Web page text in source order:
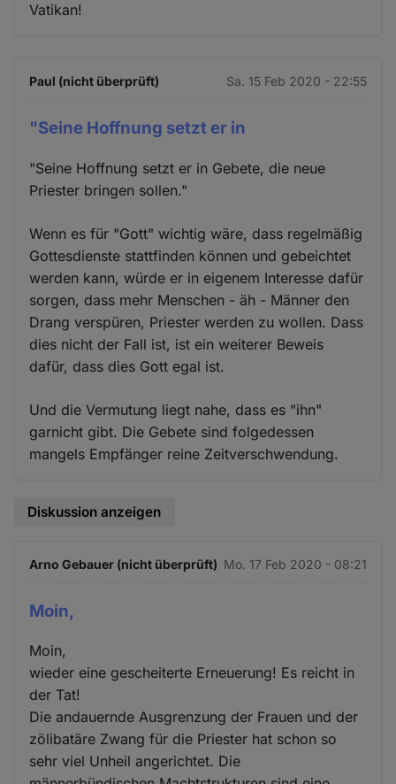
Vatikan!
Paul (nicht überprüft) Sa. 15 Feb 2020 - 22:55
"Seine Hoffnung setzt er in
"Seine Hoffnung setzt er in Gebete, die neue
Priester bringen sollen."
Wenn es für "Gott" wichtig wäre, dass regelmäßig
Gottesdienste stattfinden können und gebeichtet
werden kann, würde er in eigenem Interesse dafür
sorgen, dass mehr Menschen - äh - Männer den
Drang verspüren, Priester werden zu wollen. Dass
dies nicht der Fall ist, ist ein weiterer Beweis
dafür, dass dies Gott egal ist.
Und die Vermutung liegt nahe, dass es "ihn"
garnicht gibt. Die Gebete sind folgedessen
mangels Empfänger reine Zeitverschwendung.
Diskussion anzeigen
Arno Gebauer (nicht überprüft) Mo. 17 Feb 2020 - 08:21
Moin,
Moin,
wieder eine gescheiterte Erneuerung! Es reicht in
der Tat!
Die andauernde Ausgrenzung der Frauen und der
zölibatäre Zwang für die Priester hat schon so
sehr viel Unheil angerichtet. Die